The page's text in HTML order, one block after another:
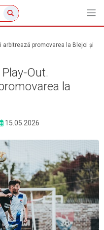
arbitrează promovarea la Blejoi și
Out.
la
15.05.2026